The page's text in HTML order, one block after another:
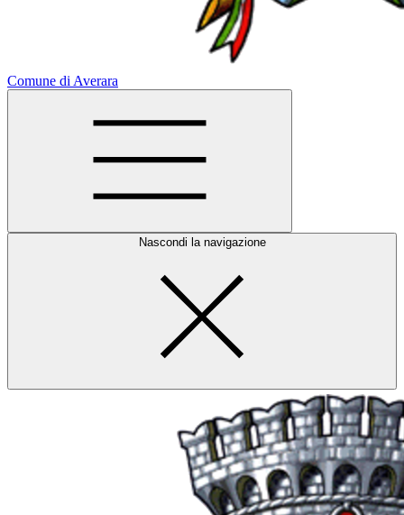
Comune di Averara
Nascondi la navigazione